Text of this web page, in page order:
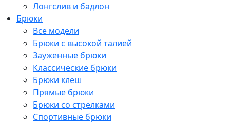
Лонгслив и бадлон
Брюки
Все модели
Брюки с высокой талией
Зауженные брюки
Классические брюки
Брюки клеш
Прямые брюки
Брюки со стрелками
Спортивные брюки